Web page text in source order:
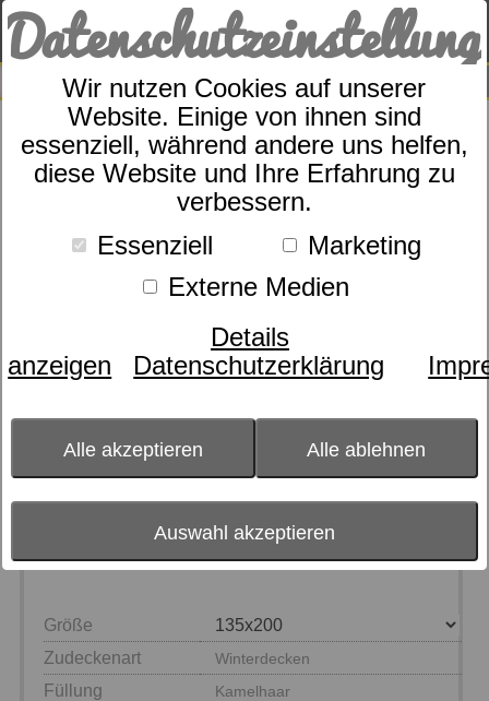
Wir nutzen Cookies auf unserer
Website. Einige von ihnen sind
essenziell, während andere uns helfen,
diese Website und Ihre Erfahrung zu
verbessern.
Essenziell
Marketing
Externe Medien
Details
anzeigen
Datenschutzerklärung
Alle akzeptieren Alle ablehnen
Auswahl akzeptieren
SUCHE
Sympathica Steppbett Duo
Kamelhaar
Größe
Zudeckenart
Winterdecken
Füllung Kamelhaar